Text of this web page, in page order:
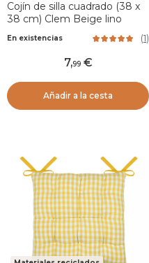
Cojín de silla cuadrado (38 x
38 cm) Clem Beige lino
En existencias (1)
7,99
Añadir a la cesta